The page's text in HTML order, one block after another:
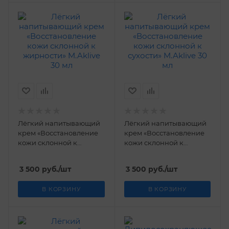
Лёгкий напитывающий
крем «Восстановление
кожи склонной к
3 500 руб./шт
В КОРЗИНУ
Лёгкий напитывающий
крем «Восстановление
кожи склонной к
3 500 руб./шт
В КОРЗИНУ